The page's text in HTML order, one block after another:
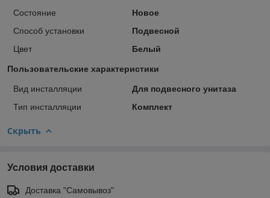
Состояние
Новое
Способ установки
Подвесной
Цвет
Белый
Пользовательские характеристики
Вид инсталляции
Для подвесного унитаза
Тип инсталляции
Комплект
Скрыть
Условия доставки
Доставка "Самовывоз"